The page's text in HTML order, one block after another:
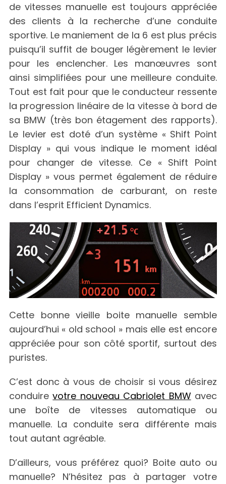
de vitesses manuelle est toujours appréciée
des clients à la recherche d’une conduite
sportive. Le maniement de la 6 est plus précis
puisqu’il suffit de bouger légèrement le levier
pour les enclencher. Les manœuvres sont
ainsi simplifiées pour une meilleure conduite.
Tout est fait pour que le conducteur ressente
la progression linéaire de la vitesse à bord de
sa BMW (très bon étagement des rapports).
Le levier est doté d’un système « Shift Point
Display » qui vous indique le moment idéal
pour changer de vitesse. Ce « Shift Point
Display » vous permet également de réduire
la consommation de carburant, on reste
dans l’esprit Efficient Dynamics.
Cette bonne vieille boite manuelle semble
aujourd’hui « old school » mais elle est encore
appréciée pour son côté sportif, surtout des
puristes.
C’est donc à vous de choisir si vous désirez
conduirevotre nouveau Cabriolet BMW avec
une boîte de vitesses automatique ou
manuelle. La conduite sera différente mais
tout autant agréable.
D’ailleurs, vous préférez quoi? Boite auto ou
manuelle? N’hésitez pas à partager votre